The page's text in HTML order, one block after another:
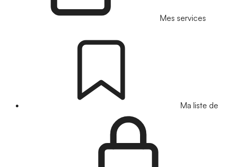
Mes services
Ma liste de